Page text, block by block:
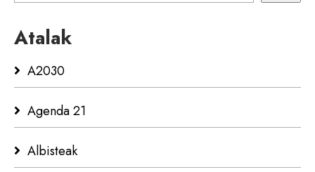
Atalak
A2030
Agenda 21
Albisteak